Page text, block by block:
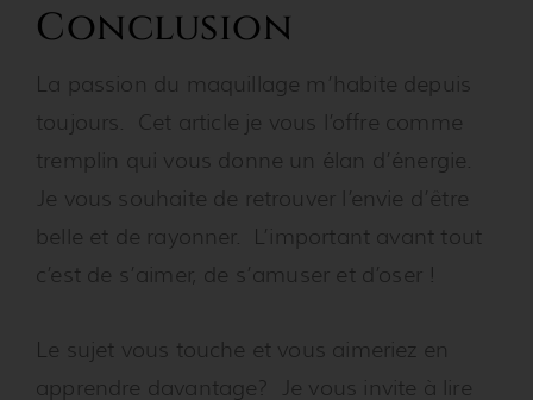
Conclusion
La passion du maquillage m’habite depuis
toujours. Cet article je vous l’offre comme
tremplin qui vous donne un élan d’énergie.
Je vous souhaite de retrouver l’envie d’être
belle et de rayonner. L’important avant tout
c’est de s’aimer, de s’amuser et d’oser !
Le sujet vous touche et vous aimeriez en
apprendre davantage? Je vous invite à lire